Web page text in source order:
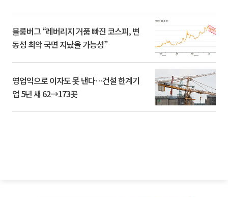
블룸버그 “레버리지 거품 빠진 코스피, 변
동성 최악 국면 지났을 가능성”
영업익으로 이자도 못 낸다…건설 한계기
업 5년 새 62→173곳